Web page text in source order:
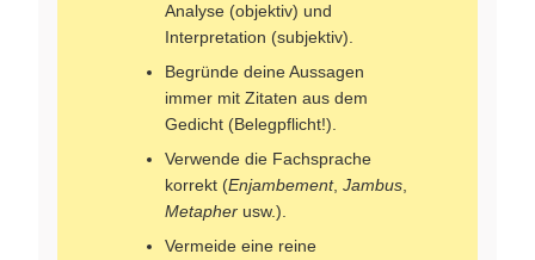
Analyse (objektiv) und
Interpretation (subjektiv).
Begründe deine Aussagen
immer mit Zitaten aus dem
Gedicht (Belegpflicht!).
Verwende die Fachsprache
korrekt (Enjambement, Jambus
Metapher usw.).
Vermeide eine reine